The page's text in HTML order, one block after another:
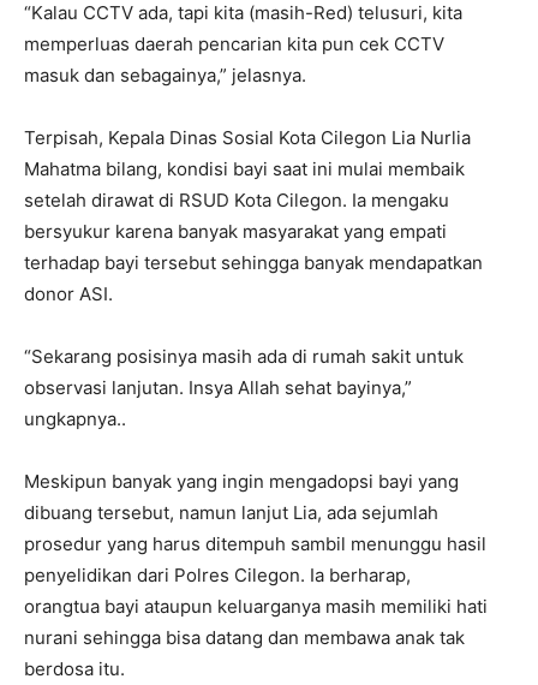
“Kalau CCTV ada, tapi kita (masih-Red) telusuri, kita
memperluas daerah pencarian kita pun cek CCTV
masuk dan sebagainya,” jelasnya.
Terpisah, Kepala Dinas Sosial Kota Cilegon Lia Nurlia
Mahatma bilang, kondisi bayi saat ini mulai membaik
setelah dirawat di RSUD Kota Cilegon. Ia mengaku
bersyukur karena banyak masyarakat yang empati
terhadap bayi tersebut sehingga banyak mendapatkan
donor ASI.
“Sekarang posisinya masih ada di rumah sakit untuk
observasi lanjutan. Insya Allah sehat bayinya,”
ungkapnya..
Meskipun banyak yang ingin mengadopsi bayi yang
dibuang tersebut, namun lanjut Lia, ada sejumlah
prosedur yang harus ditempuh sambil menunggu hasil
penyelidikan dari Polres Cilegon. Ia berharap,
orangtua bayi ataupun keluarganya masih memiliki hati
nurani sehingga bisa datang dan membawa anak tak
berdosa itu.